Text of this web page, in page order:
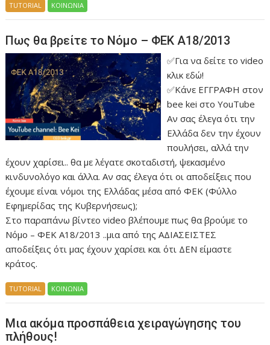
TUTORIAL ΚΟΙΝΩΝΙΑ
Πως θα βρείτε το Νόμο – ΦΕΚ Α18/2013
✅Για να δείτε το video
κλικ εδώ!
✅Κάνε ΕΓΓΡΑΦΗ στον
bee kei στο YouTube
Αν σας έλεγα ότι την
Ελλάδα δεν την έχουν
πουλήσει, αλλά την
έχουν χαρίσει.. θα με λέγατε σκοταδιστή, ψεκασμένο
κινδυνολόγο και άλλα. Αν σας έλεγα ότι οι αποδείξεις που
έχουμε είναι νόμοι της Ελλάδας μέσα από ΦΕΚ (Φύλλο
Εφημερίδας της Κυβερνήσεως);
Στο παραπάνω βίντεο video βλέπουμε πως θα βρούμε το
Νόμο – ΦΕΚ Α18/2013 ..μια από της ΑΔΙΑΣΕΙΣΤΕΣ
αποδείξεις ότι μας έχουν χαρίσει και ότι ΔΕΝ είμαστε
κράτος.
TUTORIAL ΚΟΙΝΩΝΙΑ
Μια ακόμα προσπάθεια χειραγώγησης του
πλήθους!